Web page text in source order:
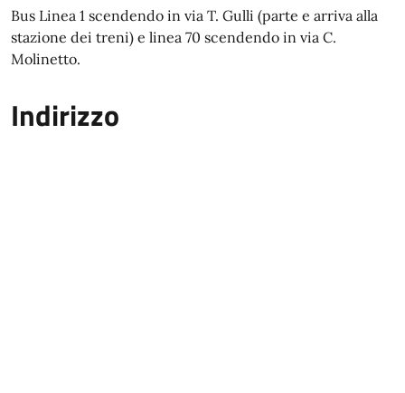
Bus Linea 1 scendendo in via T. Gulli (parte e arriva alla
stazione dei treni) e linea 70 scendendo in via C.
Molinetto.
Indirizzo